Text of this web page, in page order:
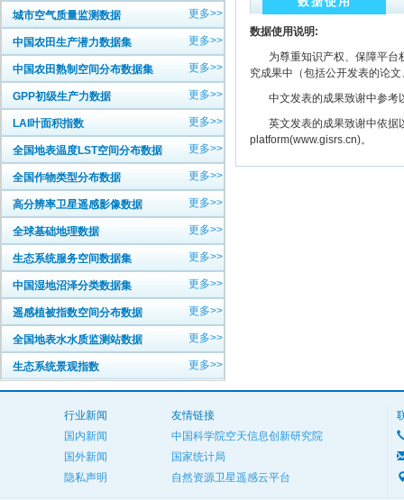
城市空气质量监测数据 更多>>
中国农田生产潜力数据集 更多>>
中国农田熟制空间分布数据集 更多>>
GPP初级生产力数据 更多>>
LAI叶面积指数 更多>>
全国地表温度LST空间分布数据 更多>>
全国作物类型分布数据 更多>>
高分辨率卫星遥感影像数据 更多>>
全球基础地理数据 更多>>
生态系统服务空间数据集 更多>>
中国湿地沼泽分类数据集 更多>>
遥感植被指数空间分布数据 更多>>
全国地表水水质监测站数据 更多>>
生态系统景观指数 更多>>
数据使用说明:
为尊重知识产权、保障平台
究成果中（包括公开发表的论
中文发表的成果致谢中参考
英文发表的成果致谢中依据
platform(www.gisrs.cn)。
行业新闻
国内新闻
国外新闻
隐私声明
友情链接
中国科学院空天信息创新研究院
国家统计局
自然资源卫星遥感云平台